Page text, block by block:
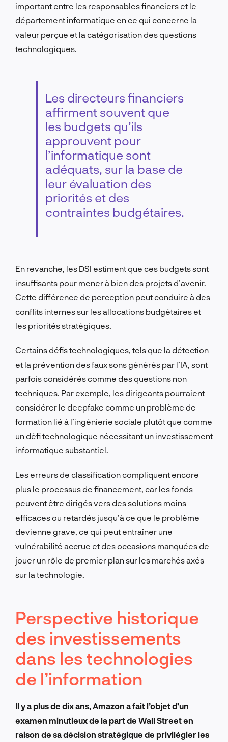
important entre les responsables financiers et le
département informatique en ce qui concerne la
valeur perçue et la catégorisation des questions
technologiques.
Les directeurs financiers
affirment souvent que
les budgets qu’ils
approuvent pour
l’informatique sont
adéquats, sur la base de
leur évaluation des
priorités et des
contraintes budgétaires.
En revanche, les DSI estiment que ces budgets sont
insuffisants pour mener à bien des projets d’avenir.
Cette différence de perception peut conduire à des
conflits internes sur les allocations budgétaires et
les priorités stratégiques.
Certains défis technologiques, tels que la détection
et la prévention des faux sons générés par l’IA, sont
parfois considérés comme des questions non
techniques. Par exemple, les dirigeants pourraient
considérer le deepfake comme un problème de
formation lié à l’ingénierie sociale plutôt que comme
un défi technologique nécessitant un investissement
informatique substantiel.
Les erreurs de classification compliquent encore
plus le processus de financement, car les fonds
peuvent être dirigés vers des solutions moins
efficaces ou retardés jusqu’à ce que le problème
devienne grave, ce qui peut entraîner une
vulnérabilité accrue et des occasions manquées de
jouer un rôle de premier plan sur les marchés axés
sur la technologie.
Perspective historique
des investissements
dans les technologies
de l’information
Il y a plus de dix ans, Amazon a fait l’objet d’un
examen minutieux de la part de Wall Street en
raison de sa décision stratégique de privilégier les